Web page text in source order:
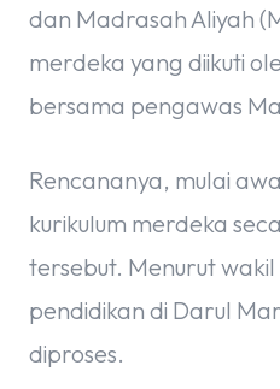
dan Madrasah Aliyah
merdeka yang diikuti
bersama pengawas
Rencananya, mulai
kurikulum merdeka
tersebut. Menurut
pendidikan di Darul
diproses.